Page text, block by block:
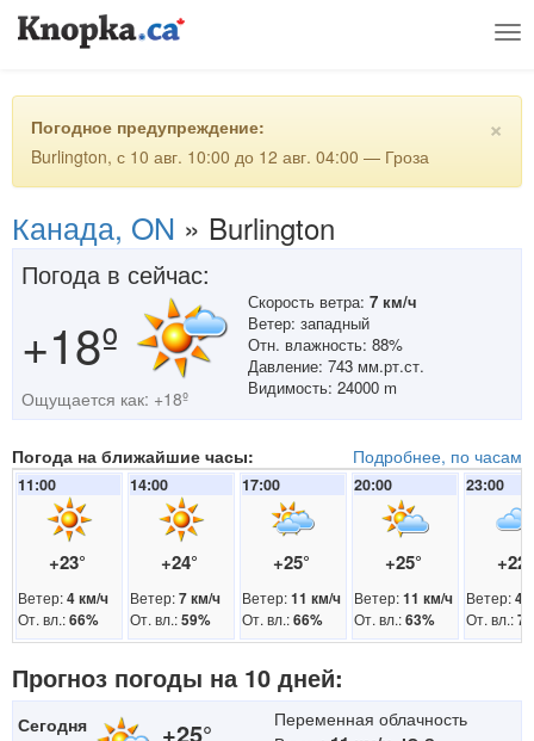
×
Погодное предупреждение:
Burlington, с 10 авг. 10:00 до 12 авг. 04:00 — Гроза
Канада, ON » Burlington
Погода в сейчас:
+18º
Ощущается как: +18º
Скорость ветра: 7 км/ч
Ветер: западный
Отн. влажность: 88%
Давление: 743 мм.рт.ст.
Видимость: 24000 m
Погода на ближайшие часы: Подробнее, по часам
11:00
+23°
Ветер:4 км/ч
От. вл.:66%
14:00
+24°
Ветер:7 км/ч
От. вл.:59%
17:00
+25°
Ветер:11 км/ч
От. вл.:66%
20:00
+25°
Ветер:11 км/ч
От. вл.:63%
23:00
Ветер:4
От. вл.:
Прогноз погоды на 10 дней:
Сегодня +25°
Переменная облачность